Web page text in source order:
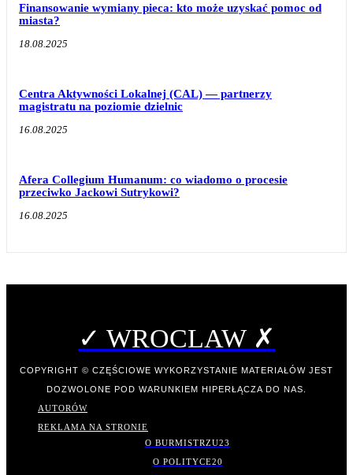
Finansowanie wymiany pieca: kto może uzyskać pomoc od
miasta?
18.08.2025
Centra Aktywności Lokalnej (CAL) — partnerzy
magistratu na poziomie dzielnic
16.08.2025
Afera Collegium Humanum: co wiadomo o procesie
przeciwko Jackowi Sutrykowi?
16.08.2025
✓ WROCLAW ✗
COPYRIGHT © CZĘŚCIOWE WYKORZYSTANIE MATERIAŁÓW JEST
DOZWOLONE POD WARUNKIEM HIPERŁĄCZA DO NAS.
AUTORÓW
REKLAMA NA STRONIE
O BURMISTRZU23
O POLITYCE20